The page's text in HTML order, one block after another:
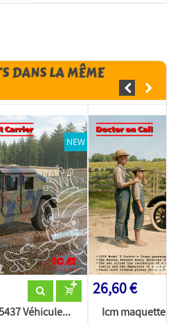
DANS LA MÊME
NEW
Véhicule...
26,60 €
Icm maquette